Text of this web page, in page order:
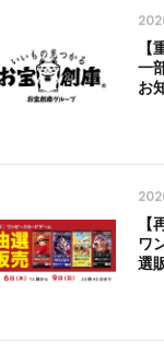
【
一
お
【
ワ
選